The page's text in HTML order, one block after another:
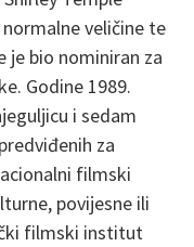
veličine te
je bio nominiran za
Godine 1989.
i sedam
za
filmski
povijesne ili
filmski institut